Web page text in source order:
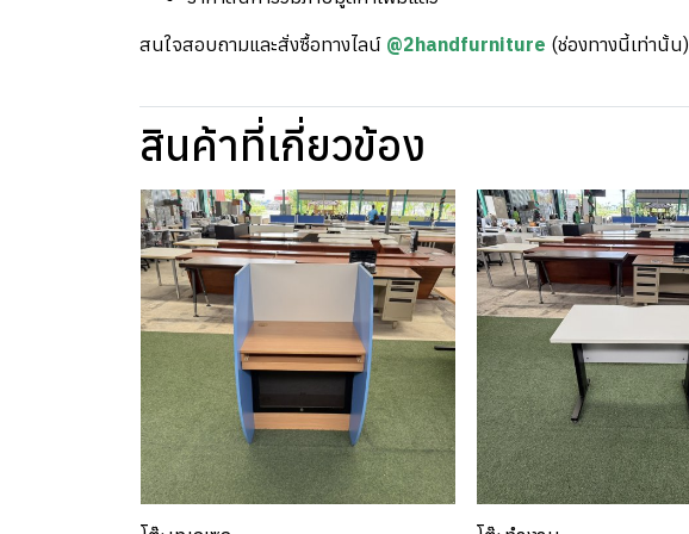
สนใจสอบถามและสั่งซื้อทางไลน์ @2handfurniture (ช่องทางนี้เท่านั้น)
สินค้าที่เกี่ยวข้อง